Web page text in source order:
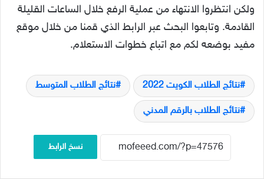
ولكن انتظروا الانتهاء من عملية الرفع خلال الساعات القليلة
القادمة. وتابعوا البحث عبر الرابط الذي قمنا من خلال موقع
مفيد بوضعه لكم مع اتباع خطوات الاستعلام.
نتائج الطلاب الكويت 2022 نتائج الطلاب المتوسط
نتائج الطلاب بالرقم المدني
نسخ الرابط